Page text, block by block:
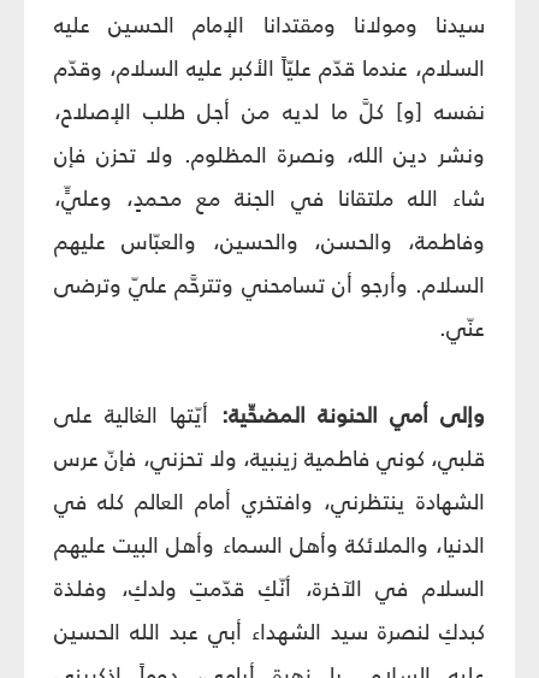
سيدنا ومولانا ومقتدانا الإمام الحسين عليه
السلام، عندما قدّم عليّاً الأكبر عليه السلام، وقدّم
نفسه [و] كلَّ ما لديه من أجل طلب الإصلاح،
ونشر دين الله، ونصرة المظلوم. ولا تحزن فإن
شاء الله ملتقانا في الجنة مع محمدٍ، وعليٍّ،
وفاطمة، والحسن، والحسين، والعبّاس عليهم
السلام. وأرجو أن تسامحني وتترحَّم عليّ وترضى
عنّي.
وإلى أمي الحنونة المضحِّية: أيّتها الغالية على
قلبي، كوني فاطمية زينبية، ولا تحزني، فإنّ عرس
الشهادة ينتظرني، وافتخري أمام العالم كله في
الدنيا، والملائكة وأهل السماء وأهل البيت عليهم
السلام في الآخرة، أنّكِ قدّمتِ ولدكِ، وفلذة
كبدكِ لنصرة سيد الشهداء أبي عبد الله الحسين